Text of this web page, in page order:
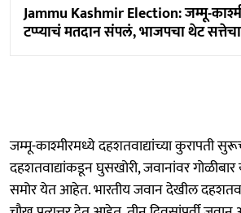
Jammu Kashmir Election: जम्मू-
टप्प्याचं मतदान संपलं, भाजपचा थेट
जम्मू-काश्मीरमध्ये दहशतवाद्यांच्या कुरापती
दहशतवाद्यांकडून घुसखोरी, जवानांवर गोळीबार
समोर येत आहेत. भारतीय जवान देखील